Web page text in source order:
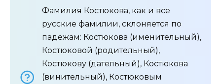
Фамилия Костюкова, как и все
русские фамилии, склоняется по
падежам: Костюкова (именительный),
Костюковой (родительный),
Костюкову (дательный), Костюкова
(винительный), Костюковым